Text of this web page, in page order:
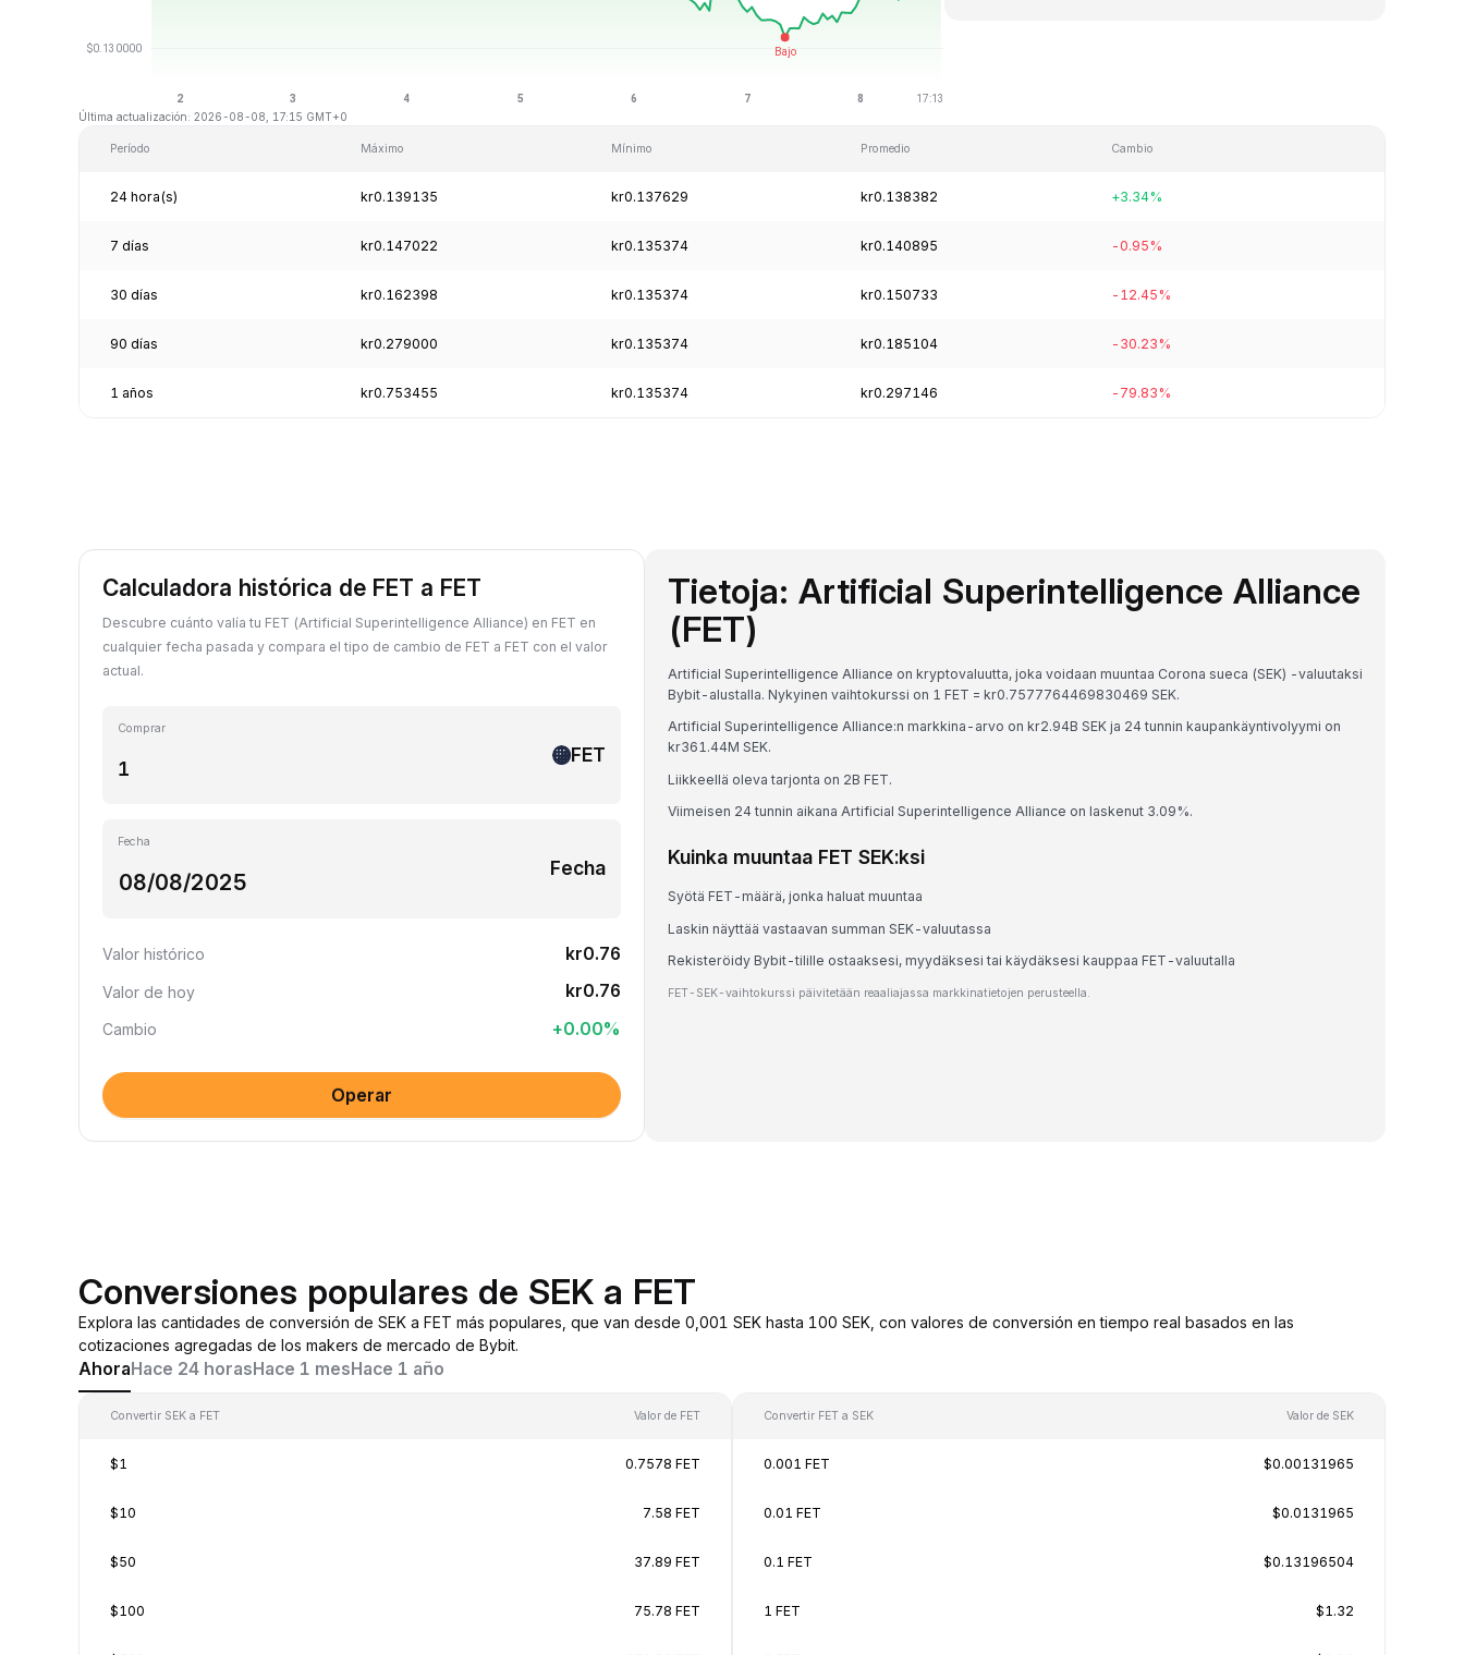
Última actualización: 2026-08-08, 17:15 GMT+0
Período Máximo Mínimo Promedio Cambio
24 hora(s) kr0.139135 kr0.137629 kr0.138382 +3.34%
7 días kr0.147022 kr0.135374 kr0.140895 -0.95%
30 días kr0.162398 kr0.135374 kr0.150733 -12.45%
90 días kr0.279000 kr0.135374 kr0.185104 -30.23%
1 años kr0.753455 kr0.135374 kr0.297146 -79.83%
Calculadora histórica de FET a FET
Descubre cuánto valía tu FET (Artificial Superintelligence Alliance) en FET en
cualquier fecha pasada y compara el tipo de cambio de FET a FET con el valor
actual.
Comprar
FET
Fecha
Fecha
Valor histórico kr0.76
Valor de hoy kr0.76
Cambio +0.00%
Operar
Tietoja: Artificial Superintelligence Alliance
(FET)
Artificial Superintelligence Alliance on kryptovaluutta, joka voidaan muuntaa Corona sueca (SEK) -valuutaksi
Bybit-alustalla. Nykyinen vaihtokurssi on 1 FET = kr0.7577764469830469 SEK.
Artificial Superintelligence Alliance:n markkina-arvo on kr2.94B SEK ja 24 tunnin kaupankäyntivolyymi on
kr361.44M SEK.
Liikkeellä oleva tarjonta on 2B FET.
Viimeisen 24 tunnin aikana Artificial Superintelligence Alliance on laskenut 3.09%.
Kuinka muuntaa FET SEK:ksi
Syötä FET-määrä, jonka haluat muuntaa
Laskin näyttää vastaavan summan SEK-valuutassa
Rekisteröidy Bybit-tilille ostaaksesi, myydäksesi tai käydäksesi kauppaa FET-valuutalla
FET-SEK-vaihtokurssi päivitetään reaaliajassa markkinatietojen perusteella.
Conversiones populares de SEK a FET
Explora las cantidades de conversión de SEK a FET más populares, que van desde 0,001 SEK hasta 100 SEK, con valores de conversión en tiempo real basados en las
cotizaciones agregadas de los makers de mercado de Bybit.
AhoraHace 24 horasHace 1 mesHace 1 año
Convertir SEK a FET Valor de FET
$1 0.7578 FET
$10 7.58 FET
$50 37.89 FET
$100 75.78 FET
Convertir FET a SEK Valor de SEK
0.001 FET $0.00131965
0.01 FET $0.0131965
0.1 FET $0.13196504
1 FET $1.32